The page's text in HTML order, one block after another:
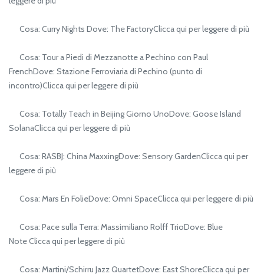
Cosa: Curry Nights Dove: The FactoryClicca qui per leggere di più
Cosa: Tour a Piedi di Mezzanotte a Pechino con Paul
FrenchDove: Stazione Ferroviaria di Pechino (punto di
incontro)Clicca qui per leggere di più
Cosa: Totally Teach in Beijing Giorno UnoDove: Goose Island
SolanaClicca qui per leggere di più
Cosa: RASBJ: China MaxxingDove: Sensory GardenClicca qui per
leggere di più
Cosa: Mars En FolieDove: Omni SpaceClicca qui per leggere di più
Cosa: Pace sulla Terra: Massimiliano Rolff TrioDove: Blue
Note Clicca qui per leggere di più
Cosa: Martini/Schirru Jazz QuartetDove: East ShoreClicca qui per